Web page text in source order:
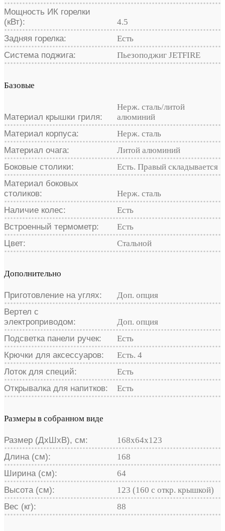
Мощность ИК горелки
(кВт):
4.5
Задняя горелка:
Есть
Система поджига:
Пьезоподжиг JETFIRE
Базовые
Материал крышки гриля:
Нерж. сталь/литой
алюминий
Материал корпуса:
Нерж. сталь
Материал очага:
Литой алюминий
Боковые столики:
Есть. Правый складывается
Материал боковых
столиков:
Нерж. сталь
Наличие колес:
Есть
Встроенный термометр:
Есть
Цвет:
Стальной
Дополнительно
Приготовление на углях:
Доп. опция
Вертел с
электроприводом:
Доп. опция
Подсветка панели ручек:
Есть
Крючки для аксессуаров:
Есть. 4
Лоток для специй:
Есть
Открывалка для напитков:
Есть
Размеры в собранном виде
Размер (ДхШхВ), см:
168x64x123
Длина (см):
168
Ширина (см):
64
Высота (см):
123 (160 с откр. крышкой)
Вес (кг):
88